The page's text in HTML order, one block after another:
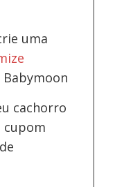
uma
Babymoon
cachorro
cupom